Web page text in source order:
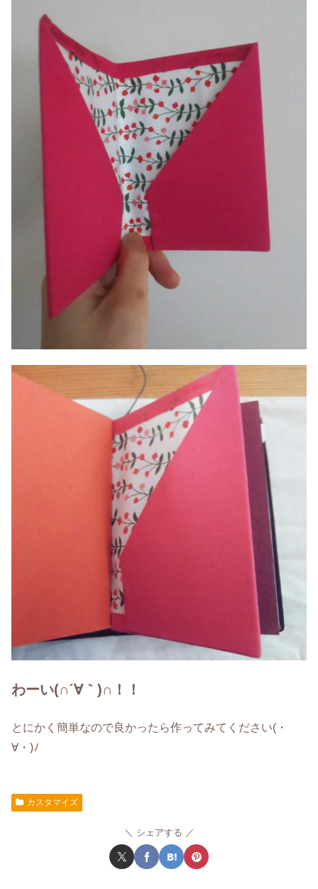
わーい(∩´∀｀)∩！！
とにかく簡単なので良かったら作ってみてください(・
∀・)ﾉ
カスタマイズ
シェアする